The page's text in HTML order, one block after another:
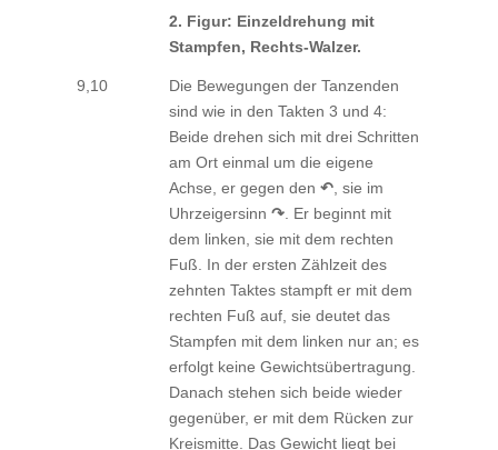
2. Figur: Einzeldrehung mit
Stampfen, Rechts-Walzer.
9,10
Die Bewegungen der Tanzenden
sind wie in den Takten 3 und 4:
Beide drehen sich mit drei Schritten
am Ort einmal um die eigene
Achse, er gegen den ↶, sie im
Uhrzeigersinn ↷. Er beginnt mit
dem linken, sie mit dem rechten
Fuß. In der ersten Zählzeit des
zehnten Taktes stampft er mit dem
rechten Fuß auf, sie deutet das
Stampfen mit dem linken nur an; es
erfolgt keine Gewichtsübertragung.
Danach stehen sich beide wieder
gegenüber, er mit dem Rücken zur
Kreismitte. Das Gewicht liegt bei